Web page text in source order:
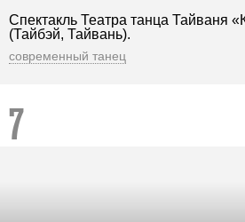
Спектакль Театра танца Тайваня
(Тайбэй, Тайвань).
современный танец